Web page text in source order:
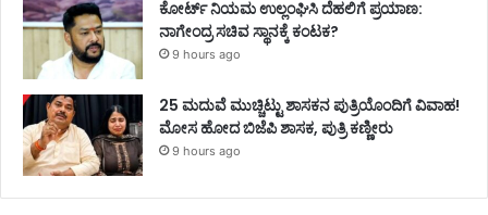
ಕೋರ್ಟ್ ನಿಯಮ ಉಲ್ಲಂಘಿಸಿ ದೆಹಲಿಗೆ ಪ್ರಯಾಣ:
ನಾಗೇಂದ್ರ ಸಚಿವ ಸ್ಥಾನಕ್ಕೆ ಕಂಟಕ?
9 hours ago
25 ಮದುವೆ ಮುಚ್ಚಿಟ್ಟು ಶಾಸಕನ ಪುತ್ರಿಯೊಂದಿಗೆ ವಿವಾಹ!
ಮೋಸ ಹೋದ ಬಿಜೆಪಿ ಶಾಸಕ, ಪುತ್ರಿ ಕಣ್ಣೀರು
9 hours ago